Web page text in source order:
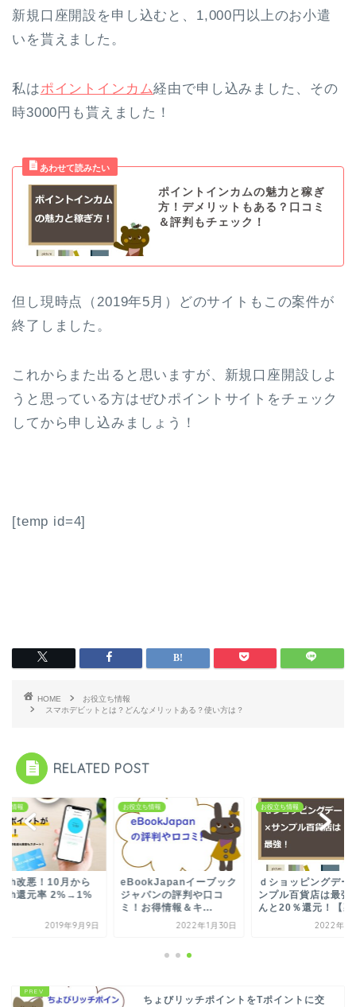
新規口座開設を申し込むと、1,000円以上のお小遣
いを貰えました。
私はポイントインカム経由で申し込みました、その
時3000円も貰えました！
ポイントインカムの魅力と稼ぎ
方！デメリットもある？口コミ
＆評判もチェック！
但し現時点（2019年5月）どのサイトもこの案件が
終了しました。
これからまた出ると思いますが、新規口座開設しよ
うと思っている方はぜひポイントサイトをチェック
してから申し込みましょう！
[temp id=4]
HOME
お役立ち情報
スマホデビットとは？どんなメリットある？使い方は？
RELATED POST
ち情報
改悪！10月から
還元率 2%→1%
2019年9月9日
お役立ち情報
eBookJapanイーブック
ジャパンの評判や口コ
ミ！お得情報＆キ...
2022年1月30日
お役立ち情報
ｄショッピングデー
ンプル百貨店は最強
んと20％還元！【裏
2022年3
ちょびリッチポイントをTポイントに交